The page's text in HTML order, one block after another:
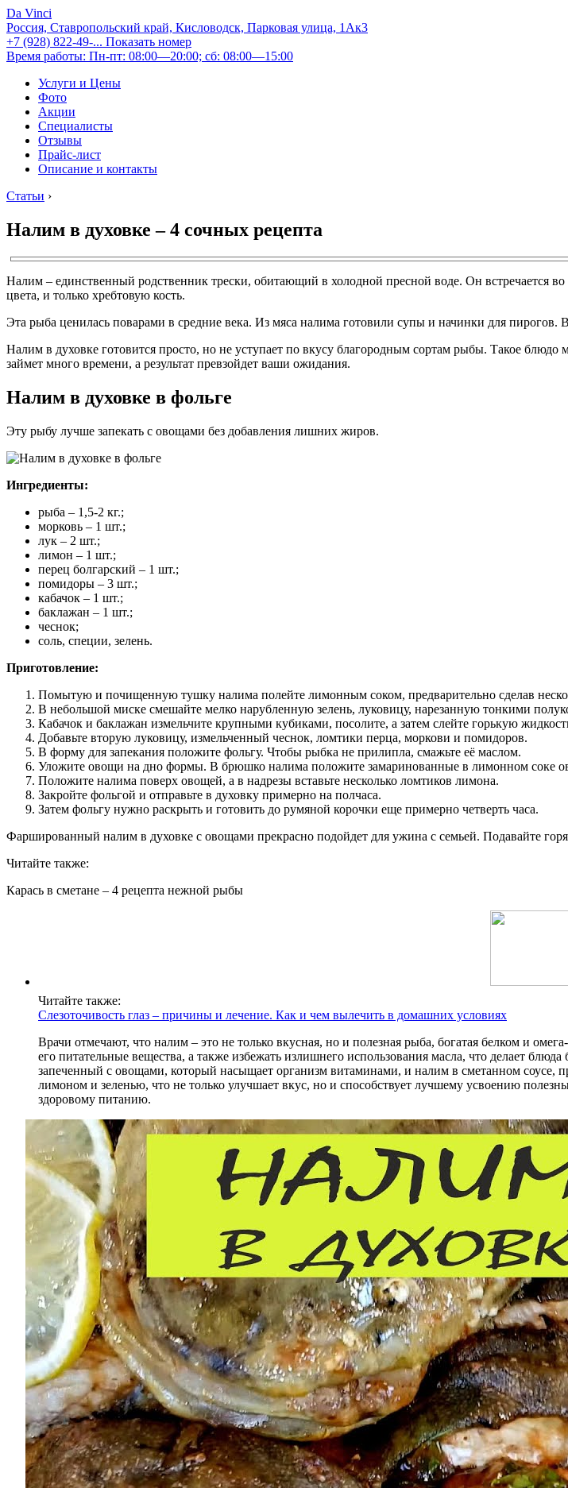
Da Vinci
Россия, Ставропольский край, Кисловодск, Парковая улица, 1Ак3
+7 (928) 822-49-... Показать номер
Время работы: Пн-пт: 08:00—20:00; сб: 08:00—15:00
Услуги и Цены
Фото
Акции
Специалисты
Отзывы
Прайс-лист
Описание и контакты
Статьи ›
Налим в духовке – 4 сочных рецепта
Налим – единственный родственник трески, обитающий в холодной пресной воде. Он встречается
цвета, и только хребтовую кость.
Эта рыба ценилась поварами в средние века. Из мяса налима готовили супы и начинки для
Налим в духовке готовится просто, но не уступает по вкусу благородным сортам рыбы. Такое
займет много времени, а результат превзойдет ваши ожидания.
Налим в духовке в фольге
Эту рыбу лучше запекать с овощами без добавления лишних жиров.
Ингредиенты:
рыба – 1,5-2 кг.;
морковь – 1 шт.;
лук – 2 шт.;
лимон – 1 шт.;
перец болгарский – 1 шт.;
помидоры – 3 шт.;
кабачок – 1 шт.;
баклажан – 1 шт.;
чеснок;
соль, специи, зелень.
Приготовление:
Помытую и почищенную тушку налима полейте лимонным соком, предварительно сделав
В небольшой миске смешайте мелко нарубленную зелень, луковицу, нарезанную тонкими
Кабачок и баклажан измельчите крупными кубиками, посолите, а затем слейте горькую
Добавьте вторую луковицу, измельченный чеснок, ломтики перца, моркови и помидоров.
В форму для запекания положите фольгу. Чтобы рыбка не прилипла, смажьте её маслом.
Уложите овощи на дно формы. В брюшко налима положите замаринованные в лимонном соке
Положите налима поверх овощей, а в надрезы вставьте несколько ломтиков лимона.
Закройте фольгой и отправьте в духовку примерно на полчаса.
Затем фольгу нужно раскрыть и готовить до румяной корочки еще примерно четверть часа.
Фаршированный налим в духовке с овощами прекрасно подойдет для ужина с семьей. Подавайте
Читайте также:
Карась в сметане – 4 рецепта нежной рыбы
Читайте также:
Слезоточивость глаз – причины и лечение. Как и чем вылечить в домашних условиях
Врачи отмечают, что налим – это не только вкусная, но и полезная рыба, богатая белком и
его питательные вещества, а также избежать излишнего использования масла, что делает
запеченный с овощами, который насыщает организм витаминами, и налим в сметанном
лимоном и зеленью, что не только улучшает вкус, но и способствует лучшему усвоению
здоровому питанию.